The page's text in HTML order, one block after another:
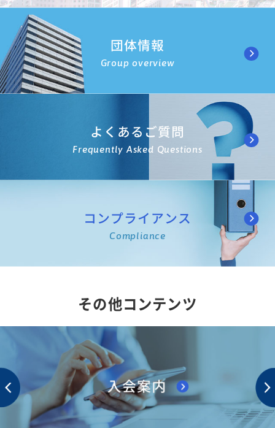
団体情報
Group overview
よくあるご質問
Frequently Asked Questions
コンプライアンス
Compliance
その他コンテンツ